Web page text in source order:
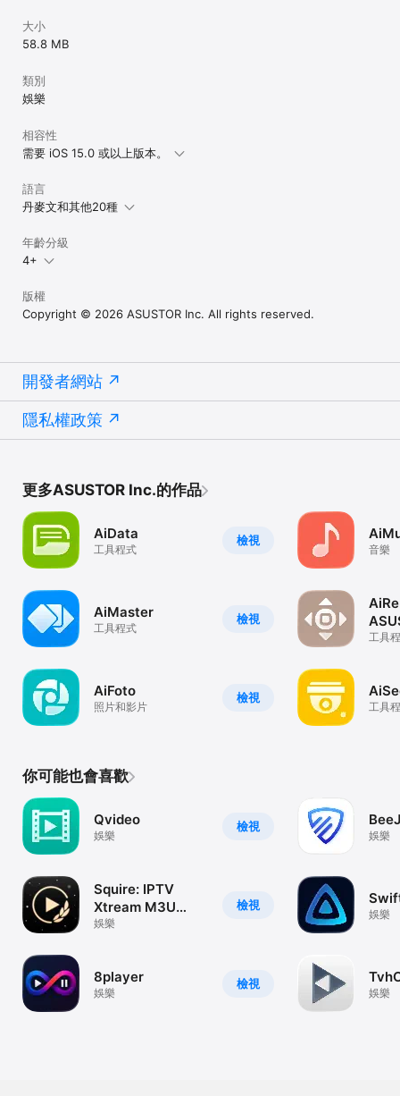
大小
58.8 MB
類別
娛樂
相容性
需要 iOS 15.0 或以上版本。
語言
丹麥文和其他20種
年齡分級
4+
版權
Copyright © 2026 ASUSTOR Inc. All rights reserved.
開發者網站
隱私權政策
更多ASUSTOR Inc.的作品
檢視
AiData
工具程式
檢視
AiMaster
工具程式
檢視
AiFoto
照片和影片
音樂
工具
工具
你可能也會喜歡
檢視
Qvideo
娛樂
檢視
Squire: IPTV
Xtream M3U
Player
娛樂
檢視
8player
娛樂
娛樂
娛樂
娛樂